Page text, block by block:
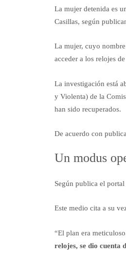
La mujer detenida es
Casillas, según
La mujer, cuyo
acceder a los relojes
La investigación está
y Violenta) de la
han sido recuperados.
De acuerdo con
Un modus
Según publica el
Este medio cita a su
“El plan era
relojes, se dio cuenta